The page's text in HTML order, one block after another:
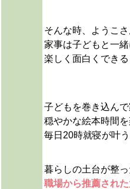
そんな時、ようこ
家事は子どもと一緒
楽しく面白くできる
子どもを巻き込ん
穏やかな絵本時間
毎日20時就寝が叶う
暮らしの土台が整
職場から推薦され